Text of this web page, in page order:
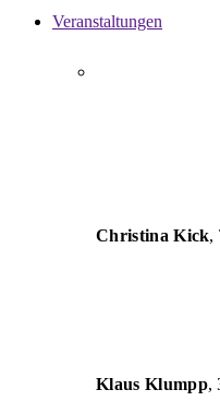
Veranstaltungen
Christina Kick,
Klaus Klumpp,